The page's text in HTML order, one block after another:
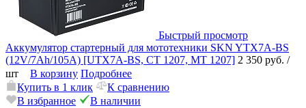
Быстрый просмотр
Аккумулятор стартерный для мототехники SKN YTX7A-BS
(12V/7Ah/105A) [UTX7A-BS, CT 1207, MT 1207] 2 350 руб. /
шт
В корзину Подробнее
Купить в 1 клик
К сравнению
В избранное
В наличии